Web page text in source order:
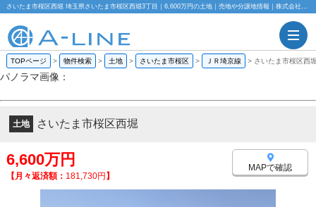
さいたま市桜区西堀 埼玉県さいたま市桜区西堀3丁目｜6,600万円の土地｜売地や分譲地情報｜株式会社A-LINE
TOPページ > 物件検索 > 土地 > さいたま市桜区 > ＪＲ埼京線 > さいたま市桜区西
パノラマ画像：
土地 さいたま市桜区西堀
6,600万円
【月々返済額： 181,730円】
MAPで確認